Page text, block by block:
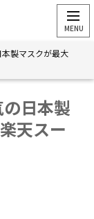
本製マスクが最大
の日本製
天スー